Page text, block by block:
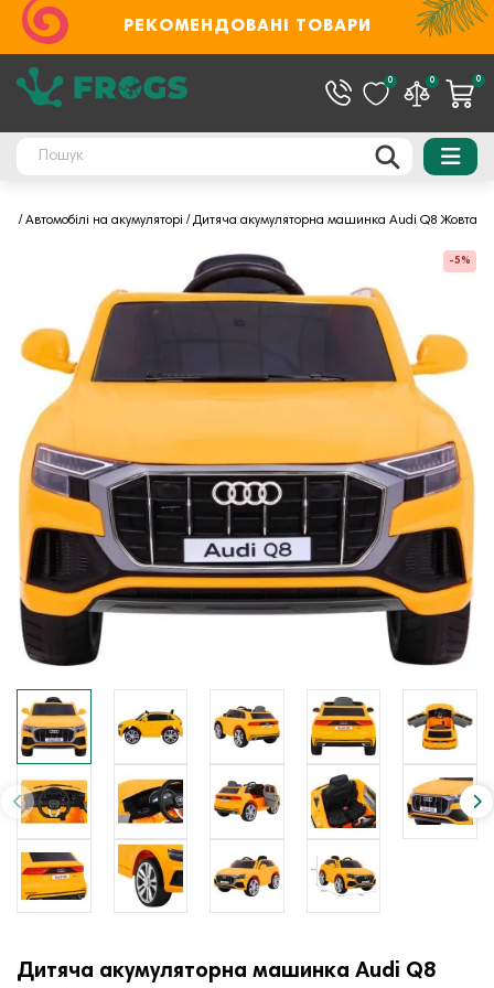
РЕКОМЕНДОВАНІ ТОВАРИ
0 0 0
Автомобілі на акумуляторі Дитяча акумуляторна машинка Audi Q8 Жовта
-5%
Дитяча акумуляторна машинка Audi Q8